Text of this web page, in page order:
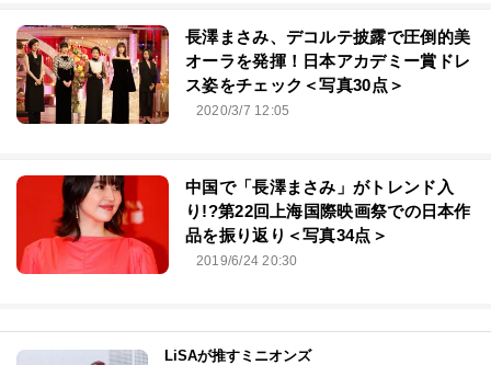
長澤まさみ、デコルテ披露で圧倒的美
オーラを発揮！日本アカデミー賞ドレ
ス姿をチェック＜写真30点＞
2020/3/7 12:05
中国で「長澤まさみ」がトレンド入
り!?第22回上海国際映画祭での日本作
品を振り返り＜写真34点＞
2019/6/24 20:30
LiSAが推すミニオンズ